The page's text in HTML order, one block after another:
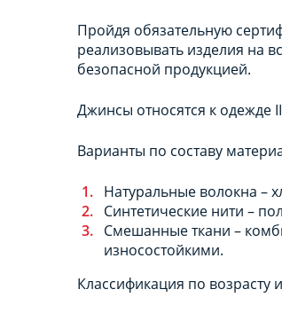
Пройдя обязательную
реализовывать изделия на
безопасной продукцией.
Джинсы относятся к одежде
Варианты по составу
Натуральные волокна –
Синтетические нити –
Смешанные ткани –
износостойкими.
Классификация по возрасту